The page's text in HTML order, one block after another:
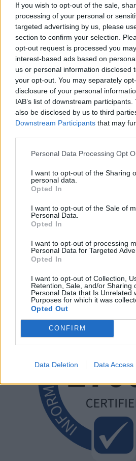
If you wish to opt-out of the sale,
processing of your personal or
targeted advertising by us, please
section to confirm your selection.
opt-out request is processed you
interest-based ads based on
us or personal information disclosed
your opt-out. You may separately
disclosure of your personal
IAB’s list of downstream
also be disclosed by us to third
Downstream Participants that may
Personal Data Processing Opt
I want to opt-out of the Sharing
personal data.
Opted In
I want to opt-out of the Sale of
Personal Data.
Opted In
I want to opt-out of processing
Personal Data for Targeted
Opted In
I want to opt-out of Collection,
Retention, Sale, and/or Sharing
Personal Data that Is Unrelated
Purposes for which it was
Opted Out
CONFIRM
Data Deletion Data Access
setzen von unseren Benutzern
medizinischen Kenntnisse
auszutauschen. Auf diese Weise
Meinungen und Erfahrungen nur die
Autoren wieder und nicht jene des
Bitte beachten Sie, dass eine
unterschiedlich sein kann und dass
oder Apotheker wenden sollten,
Medikamenten zu erhalten.